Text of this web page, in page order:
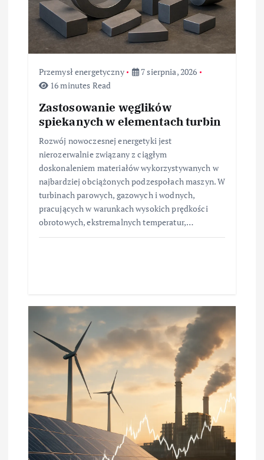
s
Przemysł energetyczny
7 sierpnia, 2026
16 minutes Read
Zastosowanie węglików
spiekanych w elementach turbin
Rozwój nowoczesnej energetyki jest
nierozerwalnie związany z ciągłym
doskonaleniem materiałów wykorzystywanych w
najbardziej obciążonych podzespołach maszyn. W
turbinach parowych, gazowych i wodnych,
pracujących w warunkach wysokich prędkości
obrotowych, ekstremalnych temperatur,…